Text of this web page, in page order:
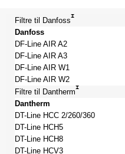
Filtre til Danfoss
Danfoss
DF-Line AIR A2
DF-Line AIR A3
DF-Line AIR W1
DF-Line AIR W2
Filtre til Dantherm
Dantherm
DT-Line HCC 2/260/360
DT-Line HCH5
DT-Line HCH8
DT-Line HCV3